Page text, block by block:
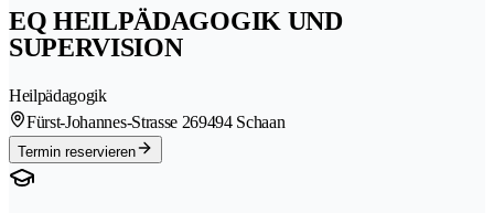
EQ HEILPÄDAGOGIK UND
SUPERVISION
Heilpädagogik
Fürst-Johannes-Strasse 269494 Schaan
Termin reservieren